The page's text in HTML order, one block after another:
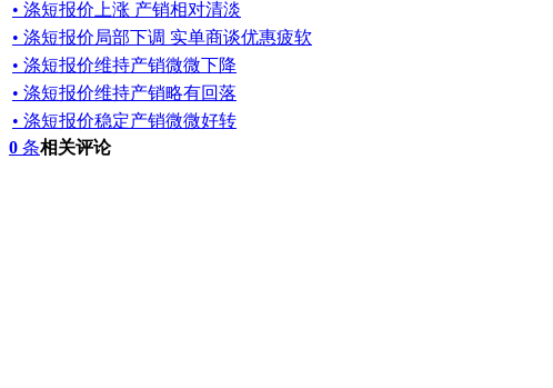
• 涤短报价上涨 产销相对清淡
• 涤短报价局部下调 实单商谈优惠疲软
• 涤短报价维持产销微微下降
• 涤短报价维持产销略有回落
• 涤短报价稳定产销微微好转
0 条相关评论